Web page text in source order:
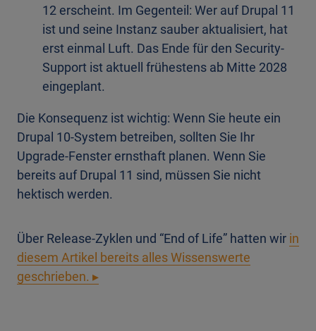
12 erscheint. Im Gegenteil: Wer auf Drupal 11
ist und seine Instanz sauber aktualisiert, hat
erst einmal Luft. Das Ende für den Security-
Support ist aktuell frühestens ab Mitte 2028
eingeplant.
Die Konsequenz ist wichtig: Wenn Sie heute ein
Drupal 10-System betreiben, sollten Sie Ihr
Upgrade-Fenster ernsthaft planen. Wenn Sie
bereits auf Drupal 11 sind, müssen Sie nicht
hektisch werden.
Über Release-Zyklen und “End of Life” hatten wir in
diesem Artikel bereits alles Wissenswerte
geschrieben. ▸